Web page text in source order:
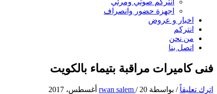
أنتركم صوتي ومرئي
اجهزة حضور وانصراف
اخبار و عروض
انتركم
من نحن
اتصل بنا
فنى كاميرات مراقبة بتيماء بالكويت
اترك تعليقاً / بواسطة rwan salem / 20 أغسطس، 2017